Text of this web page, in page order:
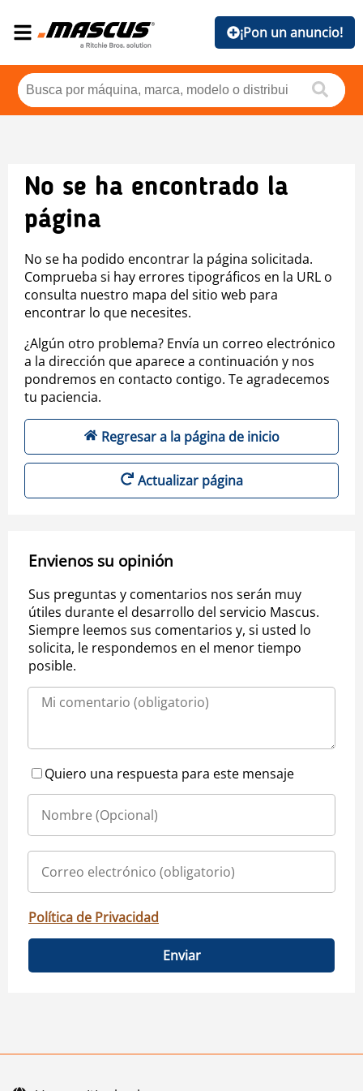
¡Pon un anuncio!
No se ha encontrado la
página
No se ha podido encontrar la página solicitada.
Comprueba si hay errores tipográficos en la URL o
consulta nuestro mapa del sitio web para
encontrar lo que necesites.
¿Algún otro problema? Envía un correo electrónico
a la dirección que aparece a continuación y nos
pondremos en contacto contigo. Te agradecemos
tu paciencia.
Regresar a la página de inicio
Actualizar página
Envienos su opinión
Sus preguntas y comentarios nos serán muy
útiles durante el desarrollo del servicio Mascus.
Siempre leemos sus comentarios y, si usted lo
solicita, le respondemos en el menor tiempo
posible.
Quiero una respuesta para este mensaje
Política de Privacidad
Enviar